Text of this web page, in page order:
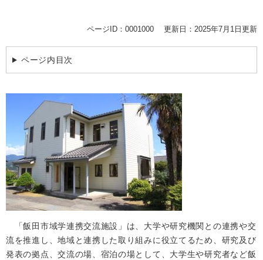
ページID：0001000 更新日：2025年7月1日更新
ページ内目次
「飯田市域学連携交流施設」は、大学や研究機関との連携や交
流を推進し、地域と連携した取り組みに役立てるため、研究及び
発表の拠点、交流の場、宿泊の場として、大学生や研究者など飯